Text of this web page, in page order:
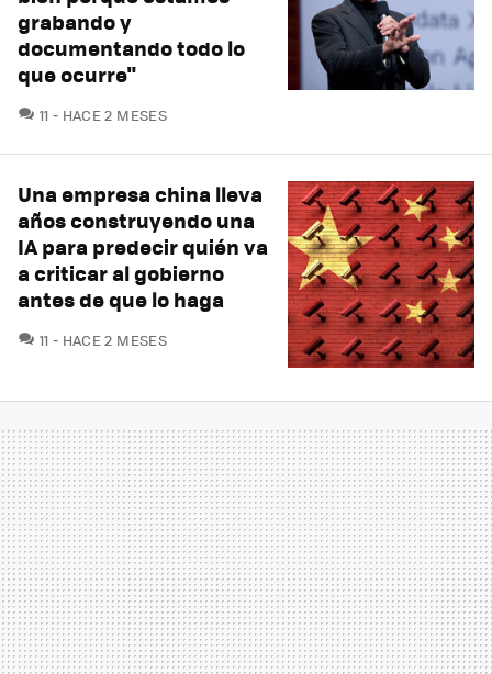
grabando y
documentando todo lo
que ocurre"
11 COMENTARIOS
HACE 2 MESES
Una empresa china lleva
años construyendo una
IA para predecir quién va
a criticar al gobierno
antes de que lo haga
11 COMENTARIOS
HACE 2 MESES